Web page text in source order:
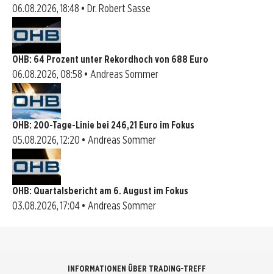
06.08.2026, 18:48 • Dr. Robert Sasse
OHB: 64 Prozent unter Rekordhoch von 688 Euro
06.08.2026, 08:58 • Andreas Sommer
OHB: 200-Tage-Linie bei 246,21 Euro im Fokus
05.08.2026, 12:20 • Andreas Sommer
OHB: Quartalsbericht am 6. August im Fokus
03.08.2026, 17:04 • Andreas Sommer
INFORMATIONEN ÜBER TRADING-TREFF